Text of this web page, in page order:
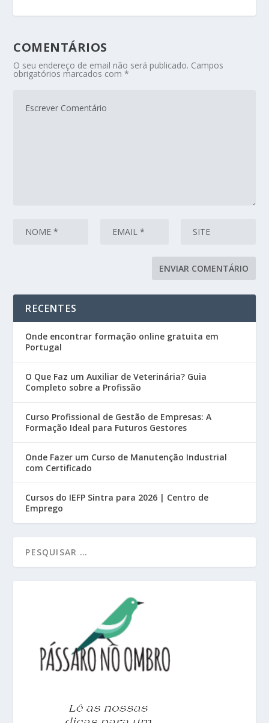
COMENTÁRIOS
O seu endereço de email não será publicado. Campos
obrigatórios marcados com*
RECENTES
Onde encontrar formação online gratuita em
Portugal
O Que Faz um Auxiliar de Veterinária? Guia
Completo sobre a Profissão
Curso Profissional de Gestão de Empresas: A
Formação Ideal para Futuros Gestores
Onde Fazer um Curso de Manutenção Industrial
com Certificado
Cursos do IEFP Sintra para 2026 | Centro de
Emprego